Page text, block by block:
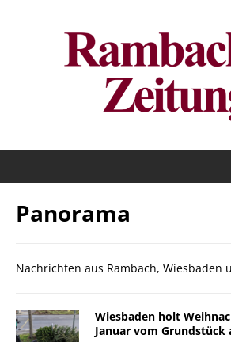
Panorama
Nachrichten aus Rambach, Wiesbaden
Wiesbaden holt
Januar vom Grundstück